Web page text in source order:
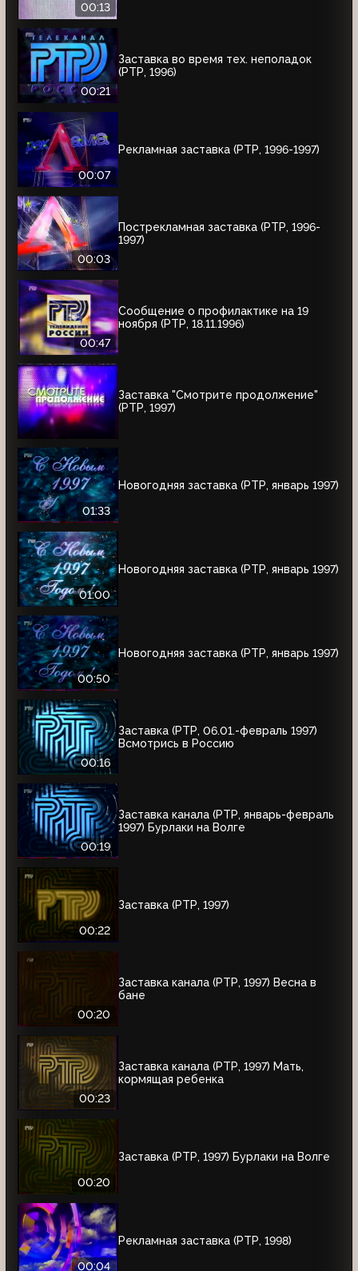
00:13
00:21
Заставка во время тех. неполадок
(РТР, 1996)
00:07
Рекламная заставка (РТР, 1996-1997)
00:03
Пострекламная заставка (РТР, 1996-
1997)
00:47
Сообщение о профилактике на 19
ноября (РТР, 18.11.1996)
Заставка "Смотрите продолжение"
(РТР, 1997)
01:33
Новогодняя заставка (РТР, январь 1997)
01:00
Новогодняя заставка (РТР, январь 1997)
00:50
Новогодняя заставка (РТР, январь 1997)
00:16
Заставка (РТР, 06.01.-февраль 1997)
Всмотрись в Россию
00:19
Заставка канала (РТР, январь-февраль
1997) Бурлаки на Волге
00:22
Заставка (РТР, 1997)
00:20
Заставка канала (РТР, 1997) Весна в
бане
00:23
Заставка канала (РТР, 1997) Мать,
кормящая ребенка
00:20
Заставка (РТР, 1997) Бурлаки на Волге
00:04
Рекламная заставка (РТР, 1998)